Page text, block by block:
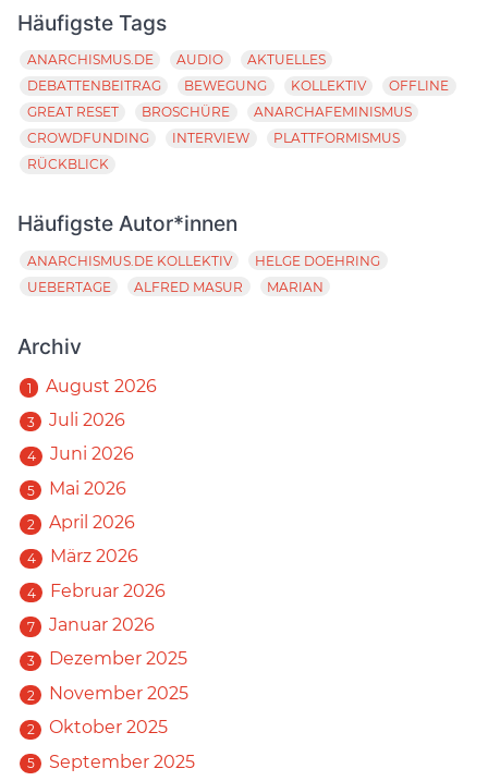
Häufigste Tags
ANARCHISMUS.DE AUDIO
AKTUELLES
DEBATTENBEITRAG
BEWEGUNG KOLLEKTIV
OFFLINE
GREAT RESET
BROSCHÜRE
ANARCHAFEMINISMUS
CROWDFUNDING
INTERVIEW
PLATTFORMISMUS
RÜCKBLICK
Häufigste Autor*innen
ANARCHISMUS.DE KOLLEKTIV
HELGE DOEHRING
UEBERTAGE
ALFRED MASUR MARIAN
Archiv
1 August 2026
3 Juli 2026
4 Juni 2026
5 Mai 2026
2 April 2026
4 März 2026
4 Februar 2026
7 Januar 2026
3 Dezember 2025
2 November 2025
2 Oktober 2025
5 September 2025